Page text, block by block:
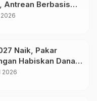
Antrean Berbasis
Bukan Lagi Provinsi
Naik, Pakar
Habiskan Dana
Calon Jemaah
2026